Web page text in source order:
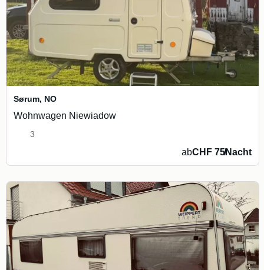
Sørum, NO
Wohnwagen Niewiadow
3
abCHF 75/Nacht